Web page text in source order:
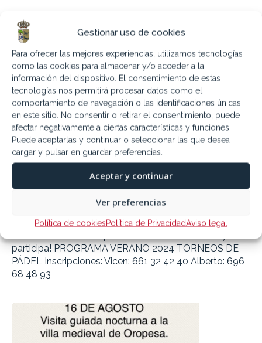
Gestionar uso de cookies
Para ofrecer las mejores experiencias, utilizamos tecnologías
como las cookies para almacenar y/o acceder a la
información del dispositivo. El consentimiento de estas
tecnologías nos permitirá procesar datos como el
comportamiento de navegación o las identificaciones únicas
en este sitio. No consentir o retirar el consentimiento, puede
afectar negativamente a ciertas características y funciones.
Puede aceptarlas y continuar o seleccionar las que desea
cargar y pulsar en guardar preferencias.
Aceptar y continuar
Ver preferencias
Política de cookiesPolítica de PrivacidadAviso legal
Próximos Torneos de Padel en Cebolla
participa! PROGRAMA VERANO 2024 TORNEOS DE
PÁDEL Inscripciones: Vicen: 661 32 42 40 Alberto: 696
68 48 93